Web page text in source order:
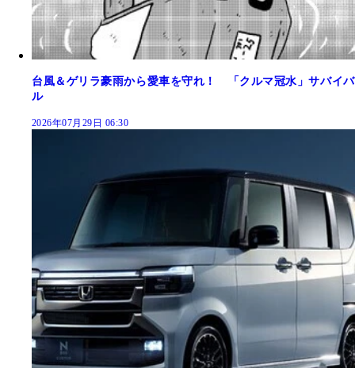
台風＆ゲリラ豪雨から愛車を守れ！ 「クルマ冠水」サバイバ
ル
2026年07月29日 06:30